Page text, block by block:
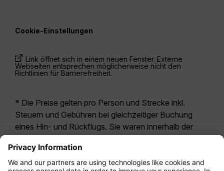
Cookie-Einstellungen
Link öffnet sich in einem neuen Fenster. Externe
Webseiten entsprechen möglicherweise nicht den
Richtlinien für Barrierefreiheit.
* Die Preise gelten pro Person und Strecke inkl.
Steuern und Gebühren bei gleichzeitiger Buchung
eines Hin- und Rückflugs. Sie waren innerhalb der
möglicherweise nicht mehr aktuell. Bei den für die
Economy Class angegebenen Tarifen handelt es